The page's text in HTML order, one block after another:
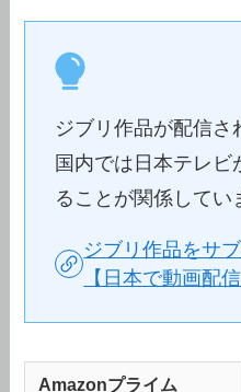
ジブリ作品が配信さ
国内では日本テレビ
ることが関係してい
ジブリ作品をサ
【日本で動画配
Amazonプライム